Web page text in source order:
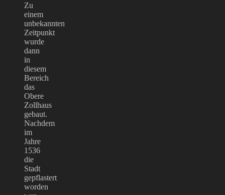
Zu
einem
unbekannten
Zeitpunkt
wurde
dann
in
diesem
Bereich
das
Obere
Zollhaus
gebaut.
Nachdem
im
Jahre
1536
die
Stadt
gepflastert
worden